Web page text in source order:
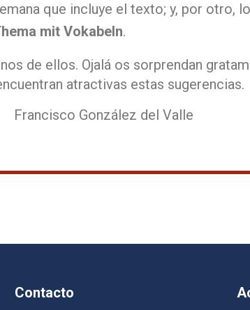
que incluye el texto; y, por otro,
mit Vokabeln.
de ellos. Ojalá os sorprendan
atractivas estas sugerencias.
Francisco González del Valle
Contacto